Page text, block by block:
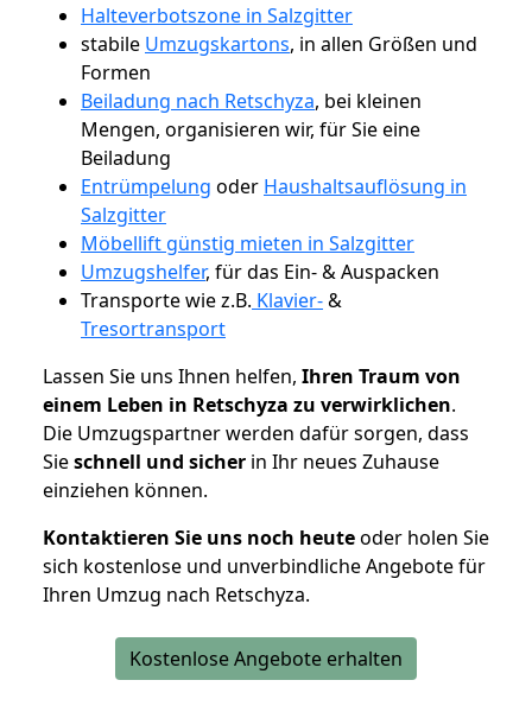
Halteverbotszone in Salzgitter
stabile Umzugskartons, in allen Größen und
Formen
Beiladung nach Retschyza, bei kleinen
Mengen, organisieren wir, für Sie eine
Beiladung
Entrümpelung oder Haushaltsauflösung in
Salzgitter
Möbellift günstig mieten in Salzgitter
Umzugshelfer, für das Ein- & Auspacken
Transporte wie z.B. Klavier-&
Tresortransport
Lassen Sie uns Ihnen helfen, Ihren Traum von
einem Leben in Retschyza zu verwirklichen.
Die Umzugspartner werden dafür sorgen, dass
Sieschnell und sicher in Ihr neues Zuhause
einziehen können.
Kontaktieren Sie uns noch heuteoder holen Sie
sich kostenlose und unverbindliche Angebote für
Ihren Umzug nach Retschyza.
Kostenlose Angebote erhalten